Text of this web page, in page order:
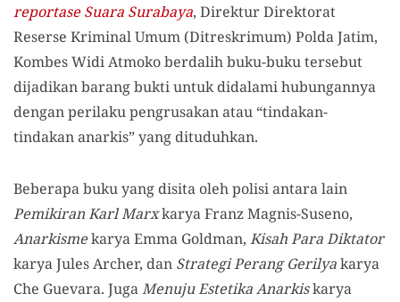
reportase Suara Surabaya, Direktur Direktorat
Reserse Kriminal Umum (Ditreskrimum) Polda Jatim,
Kombes Widi Atmoko berdalih buku-buku tersebut
dijadikan barang bukti untuk didalami hubungannya
dengan perilaku pengrusakan atau “tindakan-
tindakan anarkis” yang dituduhkan.
Beberapa buku yang disita oleh polisi antara lain
Pemikiran Karl Marxkarya Franz Magnis-Suseno,
Anarkismekarya Emma Goldman, Kisah Para Diktator
karya Jules Archer, dan Strategi Perang Gerilyakarya
Che Guevara. JugaMenuju Estetika Anarkiskarya